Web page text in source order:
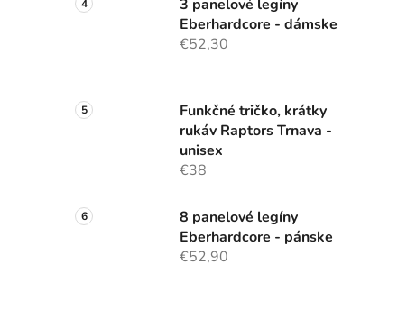
3 panelové legíny
Eberhardcore - dámske
€52,30
Funkčné tričko, krátky
rukáv Raptors Trnava -
unisex
€38
8 panelové legíny
Eberhardcore - pánske
€52,90